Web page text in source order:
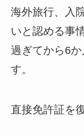
海外旅行、入
いと認める事
過ぎてから6
す。
直接免許証を